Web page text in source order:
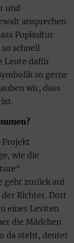
und
ansprechen
Popkultur
schnell
Leute dafür
so gerne
wir, dass
Projekt
wie die
geht zurück auf
der Richter. Dort
eines Leviten
die Mädchen
da steht, deutet